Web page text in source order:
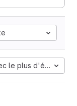
le plus d'étoiles